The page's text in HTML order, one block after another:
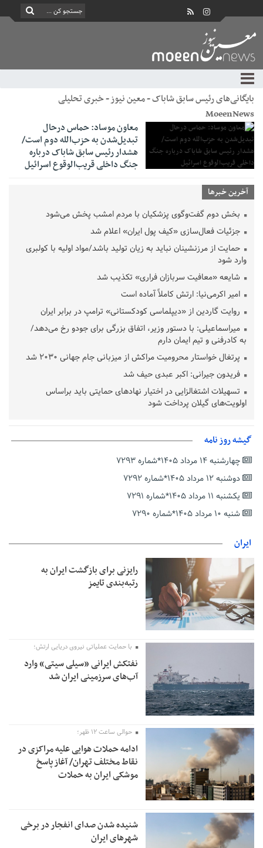
بایگانی‌های رئیس سابق شاباک - معین نیوز - خبری تحلیلی
MoeenNews
معاون موساد: حماس درحال
تبدیل‌شدن به حزب‌الله دوم است/
هشدار رئیس سابق شاباک درباره
جنگ داخلی قریب‌الوقوع اسرائیل
آخرین خبرها
بخش دوم گفت‌وگوی پزشکیان با مردم امشب پخش می‌شود
جزئیات فعال‌سازی «کیف پول ایران» اعلام شد
حمایت از مرزنشینان نباید به زیان تولید باشد/مواد اولیه با کولبری
وارد شود
شایعه «معافیت سربازان فراری» تکذیب شد
امیر اکرمی‌نیا: ارتش کاملاً آماده است
روایت گاردین از «دیپلماسی کودکستانی» ترامپ در برابر ایران
میراسماعیلی: با دستور وزیر، اتفاق بزرگی برای جودو رخ می‌دهد/
به کادرفنی و تیم ایمان دارم
پرتغال خواستار محرومیت مراکش از میزبانی جام جهانی ۲۰۳۰ شد
فریدون جیرانی: اکبر عبدی حیف شد
تسهیلات اشتغالزایی در اختیار نهادهای حمایتی باید براساس
اولویت‌های گیلان پرداخت شود
دفتر رهبر انقلاب: مطالب خارج از مراجع رسمی فاقد سندیت است
بقائی: فضای مذاکرات فنی و سیاسی ایران و عمان درباره تنگه هرمز،
مثبت است
رئیس سازمان جهاد کشاورزی استان: کشاورزان گیلان نسبت به
دریافت یارانه کود اقدام کنند
گیشه روز نامه
چهارشنبه ۱۴ مرداد ۱۴۰۵*شماره ۷۲۹۳
دوشنبه ۱۲ مرداد ۱۴۰۵*شماره ۷۲۹۲
یکشنبه ۱۱ مرداد ۱۴۰۵*شماره ۷۲۹۱
شنبه ۱۰ مرداد ۱۴۰۵*شماره ۷۲۹۰
ایران
رایزنی برای بازگشت ایران به
رتبه‌بندی تایمز
با حمایت عملیاتی نیروی دریایی ارتش؛
نفتکش ایرانی «سیلی سیتی» وارد
آب‌های سرزمینی ایران شد
حوالی ساعت ۱۲ ظهر؛
ادامه حملات هوایی علیه مراکزی در
نقاط مختلف تهران/ آغاز پاسخ
موشکی ایران به حملات
شنیده شدن صدای انفجار در برخی
شهرهای ایران